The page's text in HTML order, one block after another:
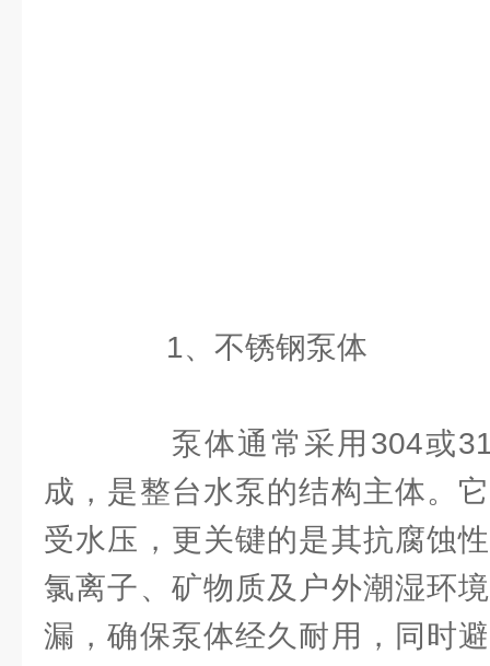
1、不锈钢泵体
泵体通常采用304或
成，是整台水泵的结构主体。
受水压，更关键的是其抗腐蚀
氯离子、矿物质及户外潮湿环
漏，确保泵体经久耐用，同时